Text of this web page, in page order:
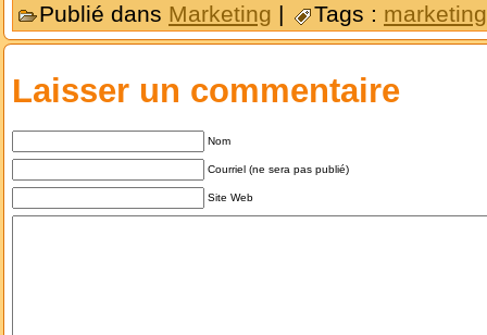
Publié dans Marketing | Tags : marketing
Laisser un commentaire
Nom
Courriel (ne sera pas publié)
Site Web